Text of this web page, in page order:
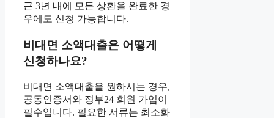
근 3년 내에 모든 상환을 완료한 경
우에도 신청 가능합니다.
비대면 소액대출은 어떻게
신청하나요?
비대면 소액대출을 원하시는 경우,
공동인증서와 정부24 회원 가입이
필수입니다. 필요한 서류는 최소화